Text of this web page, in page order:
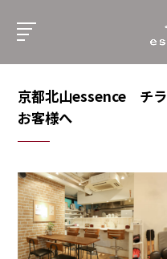
京都北山essence チラ
お客様へ